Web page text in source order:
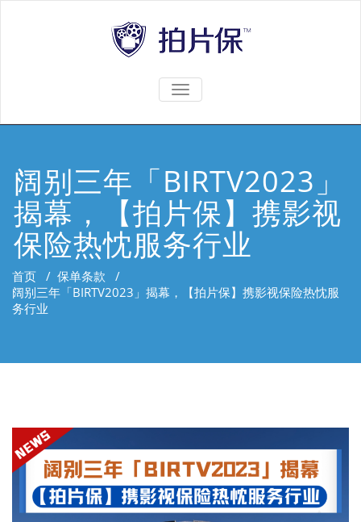
TOGGLE
阔别三年「BIRTV2023」
揭幕，【拍片保】携影视
保险热忱服务行业
首页 / 保单条款 /
阔别三年「BIRTV2023」揭幕，【拍片保】携影视保险热忱服
务行业